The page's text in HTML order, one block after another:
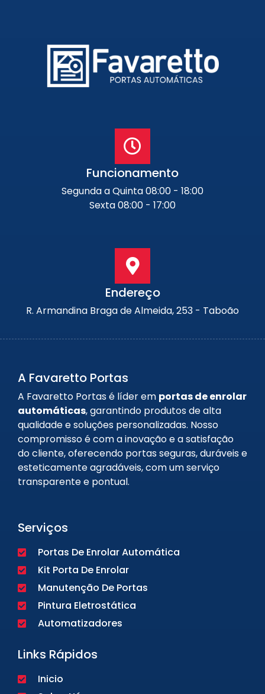
Funcionamento
Segunda a Quinta 08:00 - 18:00
Sexta 08:00 - 17:00
Endereço
R. Armandina Braga de Almeida, 253 - Taboão
A Favaretto Portas
A Favaretto Portas é líder em portas de enrolar
automáticas, garantindo produtos de alta
qualidade e soluções personalizadas. Nosso
compromisso é com a inovação e a satisfação
do cliente, oferecendo portas seguras, duráveis e
esteticamente agradáveis, com um serviço
transparente e pontual.
Serviços
Portas De Enrolar Automática
Kit Porta De Enrolar
Manutenção De Portas
Pintura Eletrostática
Automatizadores
Links Rápidos
Inicio